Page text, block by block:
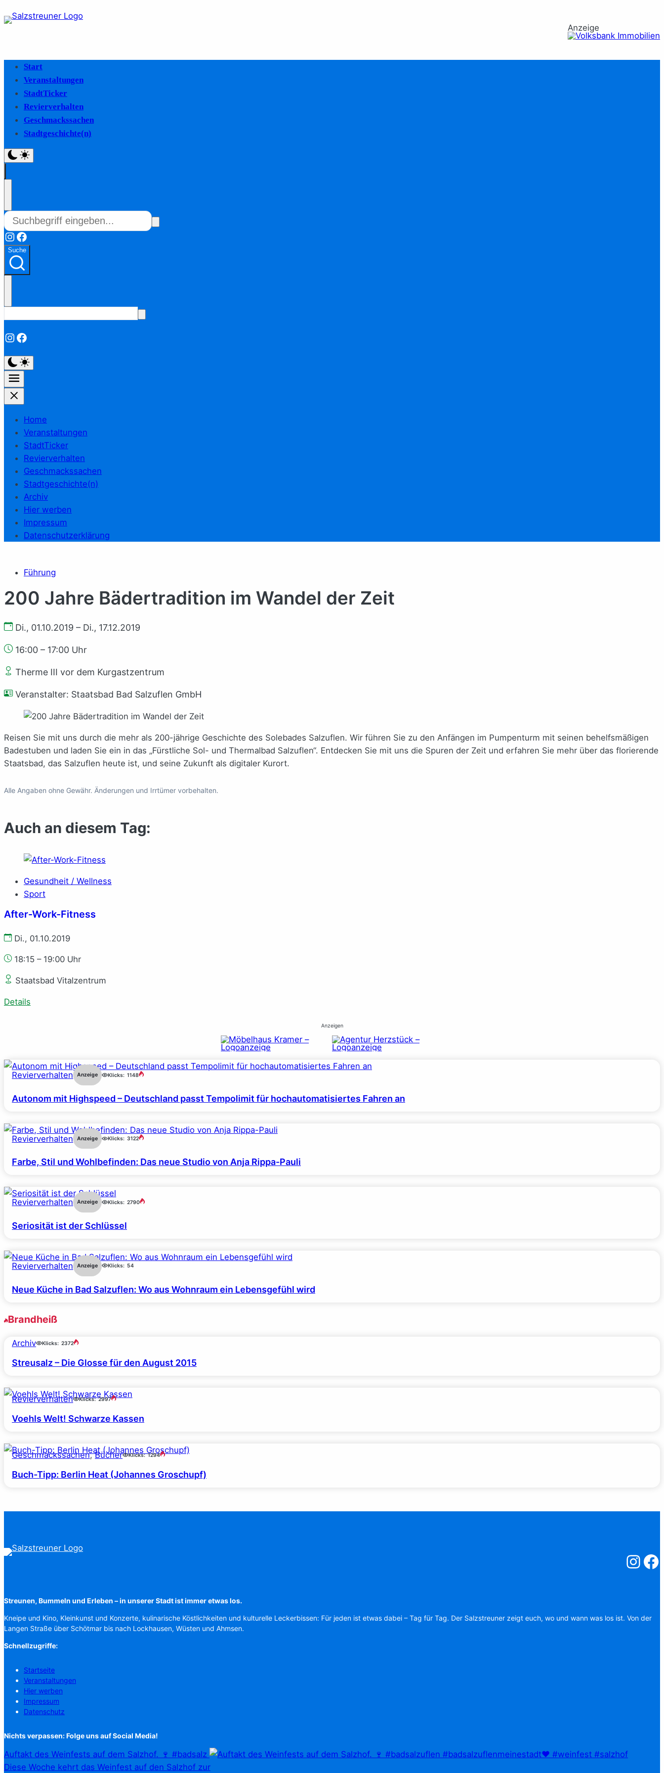
Anzeige
Start
Veranstaltungen
StadtTicker
Revierverhalten
Geschmackssachen
Stadtgeschichte(n)
Instagram
Facebook
Suche
Instagram
Facebook
Home
Veranstaltungen
StadtTicker
Revierverhalten
Geschmackssachen
Stadtgeschichte(n)
Archiv
Hier werben
Impressum
Datenschutzerklärung
Führung
200 Jah­re Bä­der­tra­di­ti­on im Wan­del der Zeit
Di., 01.10.2019 – Di., 17.12.2019
16:00 – 17:00 Uhr
Therme III vor dem Kurgastzentrum
Veranstalter: Staatsbad Bad Salzuflen GmbH
Reisen Sie mit uns durch die mehr als 200-jährige Geschichte des Solebades Salzuflen. Wir führen Sie zu den Anfängen im Pumpenturm mit seinen behelfsmäßigen
Badestuben und laden Sie ein in das „Fürstliche Sol- und Thermalbad Salzuflen“. Entdecken Sie mit uns die Spuren der Zeit und erfahren Sie mehr über das florierende
Staatsbad, das Salzuflen heute ist, und seine Zukunft als digitaler Kurort.
Alle Angaben ohne Gewähr. Änderungen und Irrtümer vorbehalten.
Auch an diesem Tag:
Gesundheit / Wellness
Sport
After-Work-Fitness
Di., 01.10.2019
18:15 – 19:00 Uhr
Staatsbad Vitalzentrum
Details
Anzeigen
Revierverhalten Anzeige Klicks: 1148
Autonom mit Highspeed – Deutschland passt Tempolimit für hochautomatisiertes Fahren an
Revierverhalten Anzeige Klicks: 3122
Farbe, Stil und Wohlbefinden: Das neue Studio von Anja Rippa-Pauli
Revierverhalten Anzeige Klicks: 2790
Seriosität ist der Schlüssel
Revierverhalten Anzeige Klicks: 54
Neue Küche in Bad Salzuflen: Wo aus Wohnraum ein Lebensgefühl wird
Brandheiß
Archiv Klicks: 2372
Streusalz – Die Glosse für den August 2015
Revierverhalten Klicks: 2997
Voehls Welt! Schwarze Kassen
Geschmackssachen, Bücher Klicks: 1294
Buch-Tipp: Berlin Heat (Johannes Groschupf)
Streunen, Bummeln und Erleben – in unserer Stadt ist immer etwas los.
Kneipe und Kino, Kleinkunst und Konzerte, kulinarische Köstlichkeiten und kulturelle Leckerbissen: Für jeden ist etwas dabei – Tag für Tag. Der Salzstreuner zeigt euch, wo und wann was los ist. Von der
Langen Straße über Schötmar bis nach Lockhausen, Wüsten und Ahmsen.
Schnellzugriffe:
Startseite
Veranstaltungen
Hier werben
Impressum
Datenschutz
Nichts verpassen: Folge uns auf Social Media!
Auftakt des Weinfests auf dem Salzhof. 🍷 #badsalz
Diese Woche kehrt das Weinfest auf den Salzhof zur